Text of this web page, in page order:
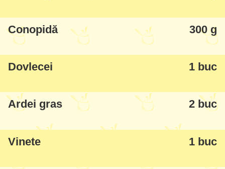
timpii de fierbere).
Deci, mi-a ieșit o bunătate, chiar și la cei
mai mofturoși în a legumelor cred că le-ar
legume naturale și delicioase și faceți un
mergând prin piața de legume și văzând
Conopidă 300 g
Dovlecei 1 buc
Ardei gras 2 buc
Vinete 1 buc